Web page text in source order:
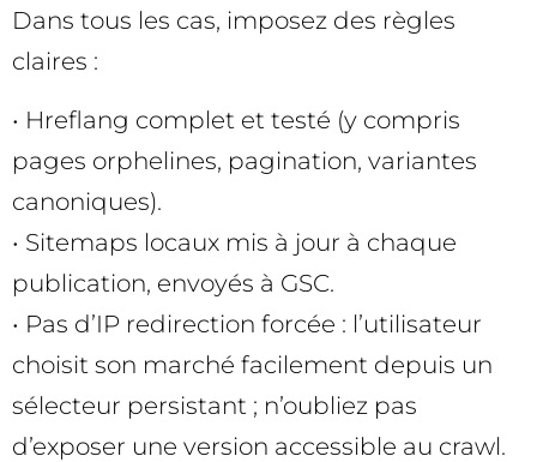
Dans tous les cas, imposez des règles
claires :
• Hreflang complet et testé (y compris
pages orphelines, pagination, variantes
canoniques).
• Sitemaps locaux mis à jour à chaque
publication, envoyés à GSC.
• Pas d’IP redirection forcée : l’utilisateur
choisit son marché facilement depuis un
sélecteur persistant ; n’oubliez pas
d’exposer une version accessible au crawl.